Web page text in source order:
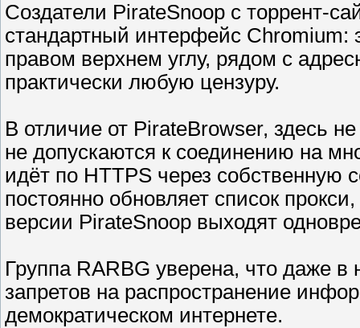
Создатели PirateSnoop с торрент-
стандартный интерфейс Chromium:
правом верхнем углу, рядом с
практически любую цензуру.
В отличие от PirateBrowser, здесь
не допускаются к соединению на
идёт по HTTPS через собственную
постоянно обновляет список
версии PirateSnoop выходят
Группа RARBG уверена, что даже
запретов на распространение
демократическом интернете.